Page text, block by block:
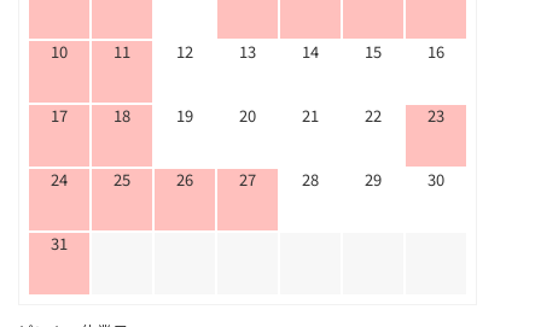
10 11 12 13 14 15 16
17 18 19 20 21 22 23
24 25 26 27 28 29 30
31